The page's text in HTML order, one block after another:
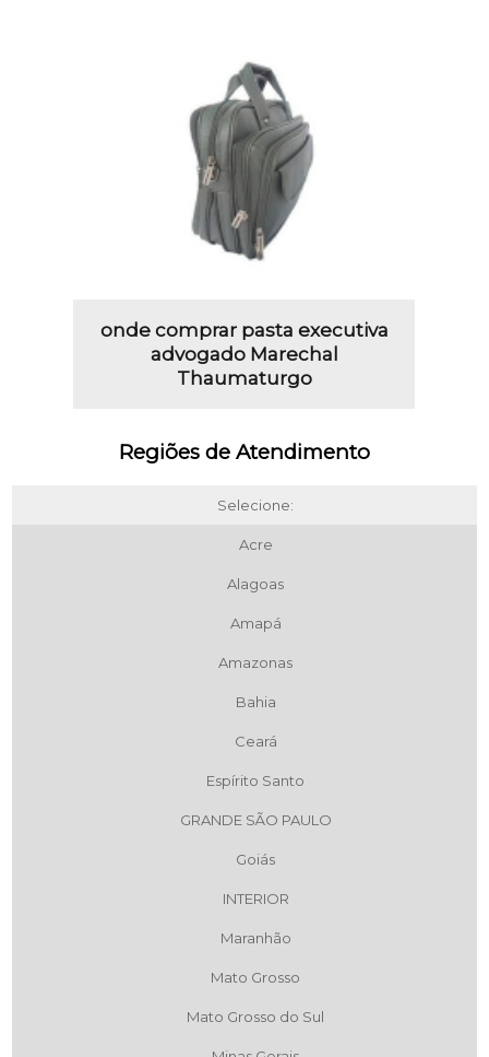
onde comprar pasta executiva
advogado Marechal
Thaumaturgo
Regiões de Atendimento
Selecione:
Acre
Alagoas
Amapá
Amazonas
Bahia
Ceará
Espírito Santo
GRANDE SÃO PAULO
Goiás
INTERIOR
Maranhão
Mato Grosso
Mato Grosso do Sul